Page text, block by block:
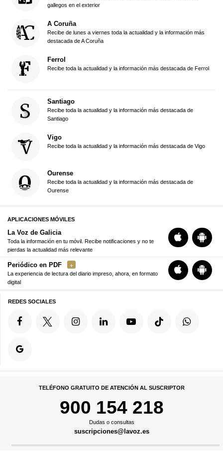
gallegos en el exterior
A Coruña
Recibe de lunes a viernes toda la actualidad y la información más
destacada de A Coruña
Ferrol
Recibe toda la actualidad y la información más destacada de Ferrol
Santiago
Recibe toda la actualidad y la información más destacada de
Santiago
Vigo
Recibe toda la actualidad y la información más destacada de Vigo
Ourense
Recibe toda la actualidad y la información más destacada de
Ourense
APLICACIONES MÓVILES
La Voz de Galicia
Toda la información en tu móvil. Recibe notificaciones y no te
pierdas la actualidad más relevante
Periódico en PDF
La experiencia de lectura del diario impreso, ahora, en formato
digital
REDES SOCIALES
TELÉFONO GRATUITO DE ATENCIÓN AL SUSCRIPTOR
900 154 218
Dudas o consultas
suscripciones@lavoz.es